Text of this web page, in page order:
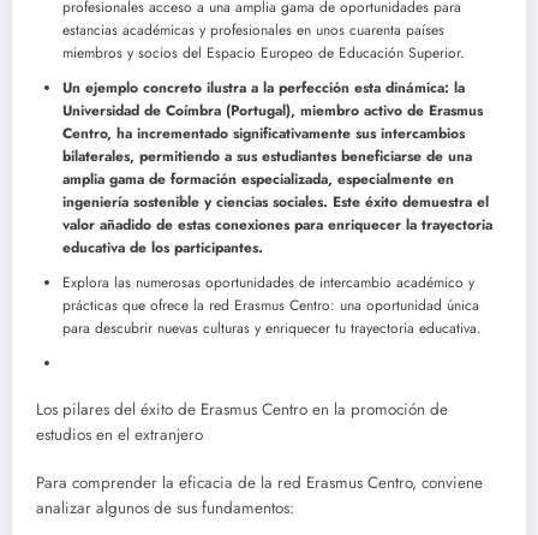
profesionales acceso a una amplia gama de oportunidades para
estancias académicas y profesionales en unos cuarenta países
miembros y socios del Espacio Europeo de Educación Superior.
Un ejemplo concreto ilustra a la perfección esta dinámica: la
Universidad de Coímbra (Portugal), miembro activo de Erasmus
Centro, ha incrementado significativamente sus intercambios
bilaterales, permitiendo a sus estudiantes beneficiarse de una
amplia gama de formación especializada, especialmente en
ingeniería sostenible y ciencias sociales. Este éxito demuestra el
valor añadido de estas conexiones para enriquecer la trayectoria
educativa de los participantes.
Explora las numerosas oportunidades de intercambio académico y
prácticas que ofrece la red Erasmus Centro: una oportunidad única
para descubrir nuevas culturas y enriquecer tu trayectoria educativa.
Los pilares del éxito de Erasmus Centro en la promoción de
estudios en el extranjero
Para comprender la eficacia de la red Erasmus Centro, conviene
analizar algunos de sus fundamentos: